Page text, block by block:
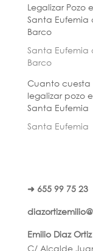
Legalizar Pozo
Santa Eufemia
Barco
Santa Eufemia
Barco
Cuanto cuesta
legalizar pozo
Santa Eufemia
Santa Eufemia
➜ 655 99 75 23
Emilio Diaz Ortiz
C/ Alcalde